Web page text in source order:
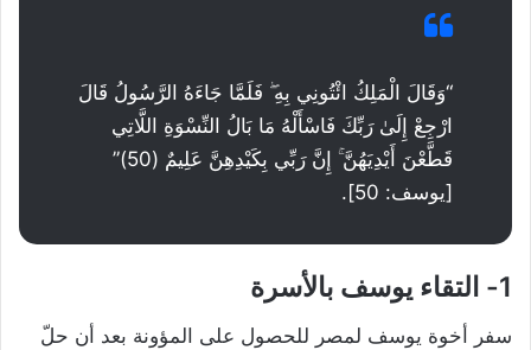
“وَقَالَ الْمَلِكُ ائْتُونِي بِهِ ۖ فَلَمَّا جَاءَهُ الرَّسُولُ قَالَ
ارْجِعْ إِلَىٰ رَبِّكَ فَاسْأَلْهُ مَا بَالُ النِّسْوَةِ اللَّاتِي
قَطَّعْنَ أَيْدِيَهُنَّ ۚ إِنَّ رَبِّي بِكَيْدِهِنَّ عَلِيمٌ (50)”
[يوسف: 50].
1- التقاء يوسف بالأسرة
سفر أخوة يوسف لمصر للحصول على المؤونة بعد أن حلّ